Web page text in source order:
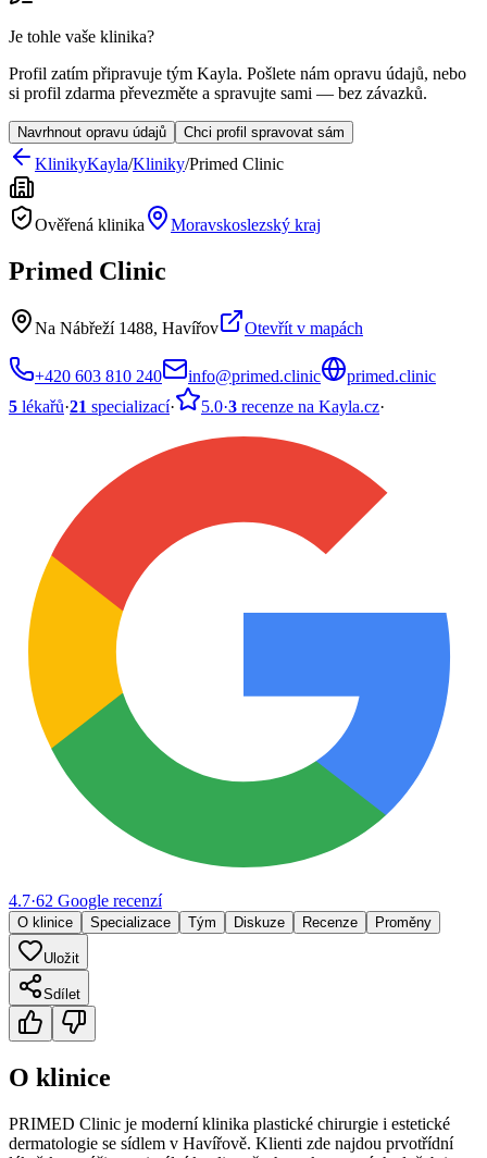
Je tohle vaše klinika?
Profil zatím připravuje tým Kayla. Pošlete nám opravu údajů, nebo
si profil zdarma převezměte a spravujte sami — bez závazků.
Navrhnout opravu údajů Chci profil spravovat sám
KlinikyKayla/Kliniky/Primed Clinic
Ověřená klinika Moravskoslezský kraj
Primed Clinic
Na Nábřeží 1488, Havířov Otevřít v mapách
+420 603 810 240 info@primed.clinic
primed.clinic
5 lékařů·21 specializací· 5.0·3 recenze na Kayla.cz·
4.7·62 Google recenzí
O klinice Specializace Tým Diskuze Recenze Proměny
Uložit
Sdílet
O klinice
PRIMED Clinic je moderní klinika plastické chirurgie i estetické
dermatologie se sídlem v Havířově. Klienti zde najdou prvotřídní